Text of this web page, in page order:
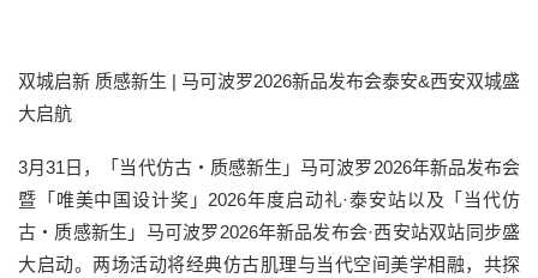
双城启新 质感新生 | 马可波罗2026新品发布会泰安&西安双城盛
大启航
3月31日，「当代仿古・质感新生」马可波罗2026年新品发布会
暨「唯美中国设计奖」2026年度启动礼·泰安站以及「当代仿
古・质感新生」马可波罗2026年新品发布会·西安站双站同步盛
大启动。两场活动将经典仿古肌理与当代空间美学相融，共探